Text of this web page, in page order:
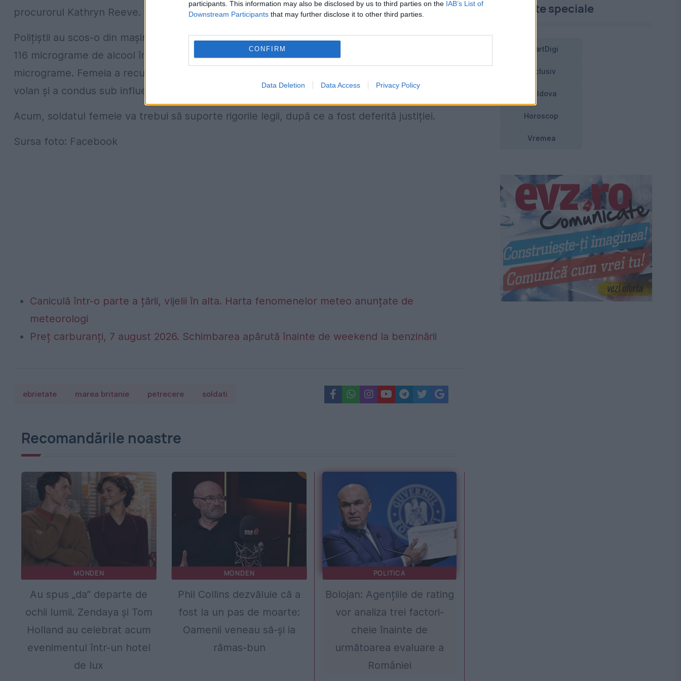
participants. This information may also be disclosed by us to third parties on the IAB’s List of
Downstream Participants that may further disclose it to other third parties.
CONFIRM
Data Deletion Data Access Privacy Policy
procurorul Kathryn Reeve.
Polițiștii au scos-o din mașină și au testat-o pentru consumul de alcool. Aceasta avea a suflat
116 micrograme de alcool în 100 de mililitri de respirație, în vreme ce limita legală este de 35
micrograme. Femeia a recunoscut că a băut toată noaptea cu prietenii, iar mai apoi a urcat la
volan și a condus sub influența alcoolului.
Acum, soldatul femeie va trebui să suporte rigorile legii, după ce a fost deferită justiției.
Sursa foto: Facebook
Caniculă într-o parte a țării, vijelii în alta. Harta fenomenelor meteo anunțate de
meteorologi
Preț carburanți, 7 august 2026. Schimbarea apărută înainte de weekend la benzinării
ebrietate marea britanie petrecere soldati
Recomandările noastre
MONDEN
Au spus „da” departe de
ochii lumii. Zendaya și Tom
Holland au celebrat acum
evenimentul într-un hotel
de lux
MONDEN
Phil Collins dezvăluie că a
fost la un pas de moarte:
Oamenii veneau să-și ia
rămas-bun
POLITICA
Bolojan: Agențiile de rating
vor analiza trei factori-
cheie înainte de
următoarea evaluare a
României
Proiecte speciale
SmartDigi
Exclusiv
Moldova
Horoscop
Vremea